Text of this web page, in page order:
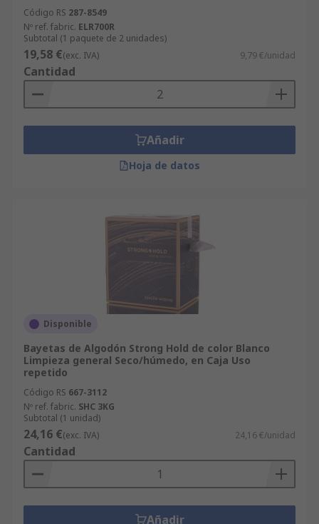
Código RS 287-8549
Nº ref. fabric. ELR700R
Subtotal (1 paquete de 2 unidades)
19,58 €(exc. IVA) 9,79 €/unidad
Cantidad
Añadir
Hoja de datos
Disponible
Bayetas de Algodón Strong Hold de color Blanco
Limpieza general Seco/húmedo, en Caja Uso
repetido
Código RS 667-3112
Nº ref. fabric. SHC 3KG
Subtotal (1 unidad)
24,16 €(exc. IVA) 24,16 €/unidad
Cantidad
Añadir